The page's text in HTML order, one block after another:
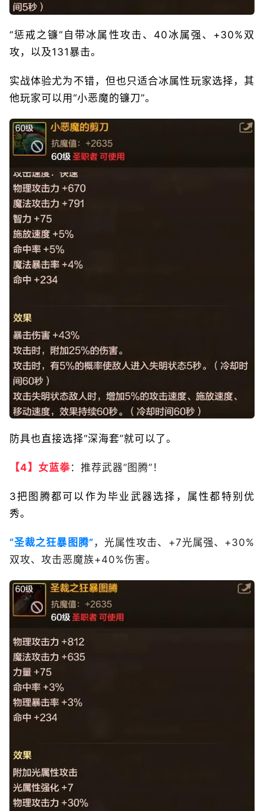
“惩戒之镰”自带冰属性攻击、40冰属强、+30%双
攻，以及131暴击。
实战体验尤为不错，但也只适合冰属性玩家选择，其
他玩家可以用“小恶魔的镰刀”。
防具也直接选择“深海套”就可以了。
【4】女蓝拳：推荐武器“图腾”！
3把图腾都可以作为毕业武器选择，属性都特别优
秀。
“圣裁之狂暴图腾” ，光属性攻击、+7光属强、+30%
双攻、攻击恶魔族+40%伤害。